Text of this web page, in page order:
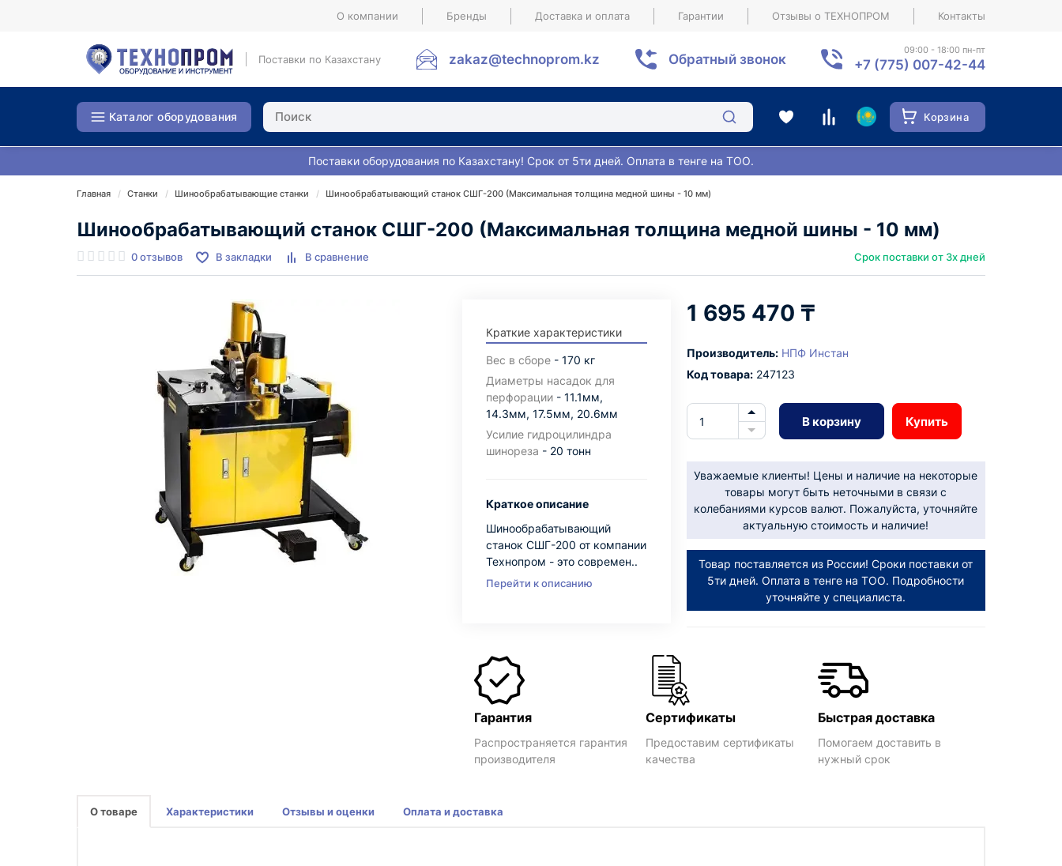
О компании Бренды Доставка и оплата Гарантии Отзывы о ТЕХНОПРОМ Контакты
Поставки по Казахстану zakaz@technoprom.kz Обратный звонок
09:00 - 18:00 пн-пт
+7 (775) 007-42-44
Каталог оборудования Корзина
Поставки оборудования по Казахстану! Срок от 5ти дней. Оплата в тенге на ТОО.
Главная Станки Шинообрабатывающие станки Шинообрабатывающий станок СШГ-200 (Максимальная толщина медной шины - 10 мм)
Шинообрабатывающий станок СШГ-200 (Максимальная толщина медной шины - 10 мм)
0 отзывов В закладки В сравнение Срок поставки от 3х дней
Краткие характеристики
Вес в сборе- 170 кг
Диаметры насадок для
перфорации- 11.1мм,
14.3мм, 17.5мм, 20.6мм
Усилие гидроцилиндра
шинореза - 20 тонн
Краткое описание
Шинообрабатывающий
станок СШГ-200 от компании
Технопром - это современ..
Перейти к описанию
1 695 470 ₸
Производитель: НПФ Инстан
Код товара:247123
В корзину Купить
Уважаемые клиенты! Цены и наличие на некоторые
товары могут быть неточными в связи с
колебаниями курсов валют. Пожалуйста, уточняйте
актуальную стоимость и наличие!
Товар поставляется из России! Сроки поставки от
5ти дней. Оплата в тенге на ТОО. Подробности
уточняйте у специалиста.
Гарантия
Распространяется гарантия
производителя
Сертификаты
Предоставим сертификаты
качества
Быстрая доставка
Помогаем доставить в
нужный срок
О товаре Характеристики Отзывы и оценки Оплата и доставка